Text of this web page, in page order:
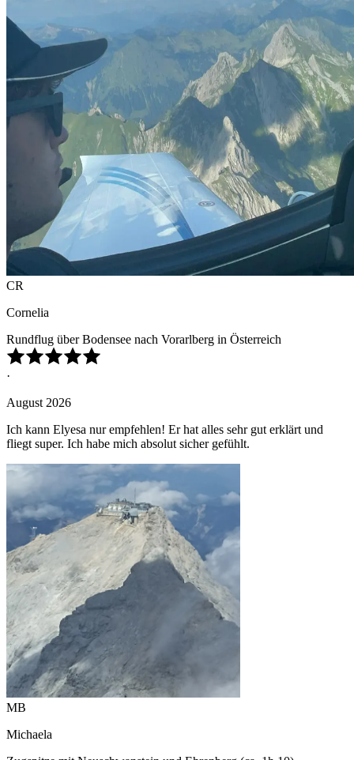
CR
Cornelia
Rundflug über Bodensee nach Vorarlberg in Österreich
·
August 2026
Ich kann Elyesa nur empfehlen! Er hat alles sehr gut erklärt und
fliegt super. Ich habe mich absolut sicher gefühlt.
MB
Michaela